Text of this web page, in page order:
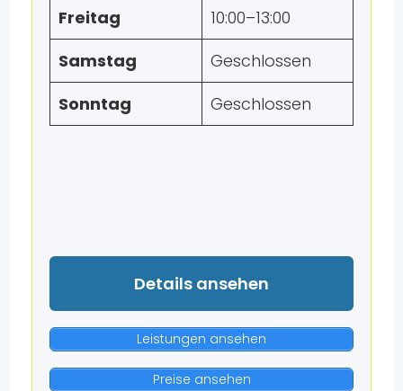
Freitag
10:00–13:00
Samstag
Geschlossen
Sonntag
Geschlossen
Details ansehen
Leistungen ansehen
Preise ansehen